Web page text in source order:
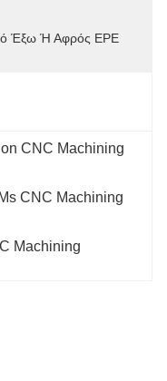
Έξω Ή Αφρός EPE
CNC Machining
CNC Machining
Machining